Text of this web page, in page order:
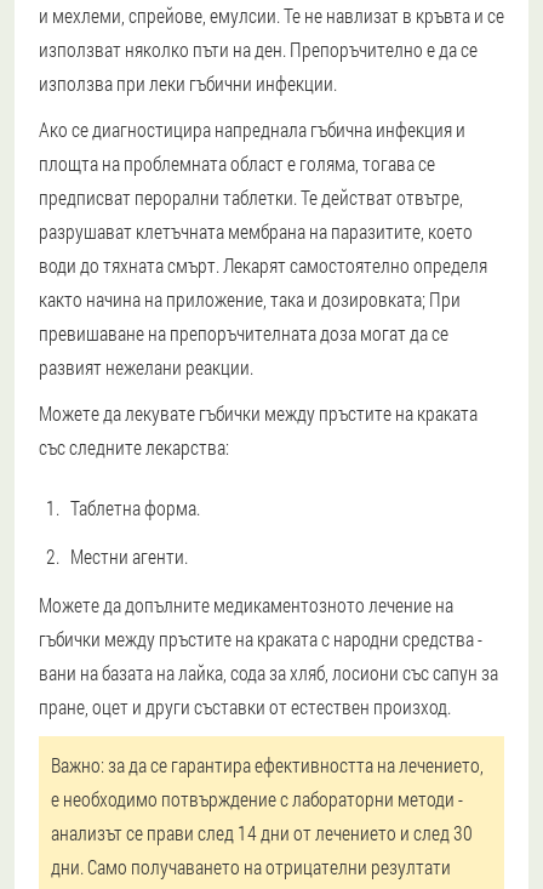
и мехлеми, спрейове, емулсии. Те не навлизат в кръвта и се
използват няколко пъти на ден. Препоръчително е да се
използва при леки гъбични инфекции.
Ако се диагностицира напреднала гъбична инфекция и
площта на проблемната област е голяма, тогава се
предписват перорални таблетки. Те действат отвътре,
разрушават клетъчната мембрана на паразитите, което
води до тяхната смърт. Лекарят самостоятелно определя
както начина на приложение, така и дозировката; При
превишаване на препоръчителната доза могат да се
развият нежелани реакции.
Можете да лекувате гъбички между пръстите на краката
със следните лекарства:
Таблетна форма.
Местни агенти.
Можете да допълните медикаментозното лечение на
гъбички между пръстите на краката с народни средства -
вани на базата на лайка, сода за хляб, лосиони със сапун за
пране, оцет и други съставки от естествен произход.
Важно: за да се гарантира ефективността на лечението,
е необходимо потвърждение с лабораторни методи -
анализът се прави след 14 дни от лечението и след 30
дни. Само получаването на отрицателни резултати